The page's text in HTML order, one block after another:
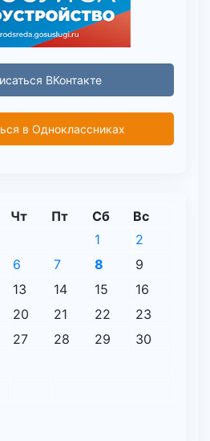
ВКонтакте
в Одноклассниках
Чт Пт Сб Вс
1
2
6 7 8
9
13 14 15
16
20 21 22
23
27 28 29
30